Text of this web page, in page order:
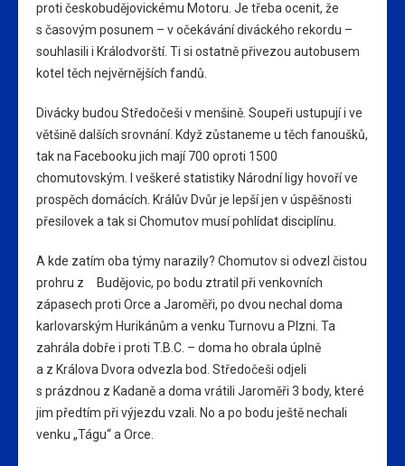
proti českobudějovickému Motoru. Je třeba ocenit, že
s časovým posunem – v očekávání diváckého rekordu –
souhlasili i Králodvorští. Ti si ostatně přivezou autobusem
kotel těch nejvěrnějších fandů.
Divácky budou Středočeši v menšině. Soupeři ustupují i ve
většině dalších srovnání. Když zůstaneme u těch fanoušků,
tak na Facebooku jich mají 700 oproti 1500
chomutovským. I veškeré statistiky Národní ligy hovoří ve
prospěch domácích. Králův Dvůr je lepší jen v úspěšnosti
přesilovek a tak si Chomutov musí pohlídat disciplínu.
A kde zatím oba týmy narazily? Chomutov si odvezl čistou
prohru z Budějovic, po bodu ztratil při venkovních
zápasech proti Orce a Jaroměři, po dvou nechal doma
karlovarským Hurikánům a venku Turnovu a Plzni. Ta
zahrála dobře i proti T.B.C. – doma ho obrala úplně
a z Králova Dvora odvezla bod. Středočeši odjeli
s prázdnou z Kadaně a doma vrátili Jaroměři 3 body, které
jim předtím při výjezdu vzali. No a po bodu ještě nechali
venku „Tágu“ a Orce.